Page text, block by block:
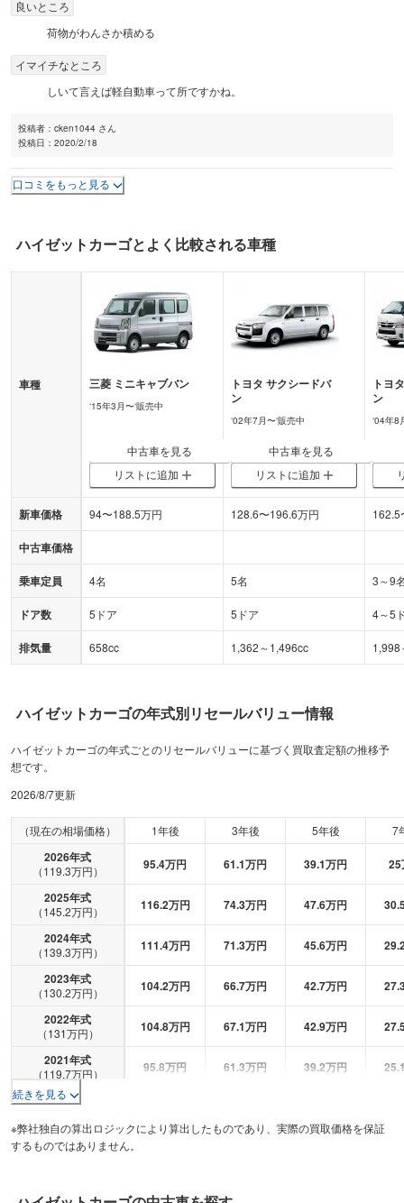
良いところ
荷物がわんさか積める
イマイチなところ
しいて言えば軽自動車って所ですかね。
投稿者： cken1044 さん
投稿日： 2020/2/18
口コミをもっと見る
ハイゼットカーゴとよく比較される車種
車種 三菱 ミニキャブバン
‘15年3月〜‘販売中
トヨタ サクシードバ
ン
‘02年7月〜‘販売中
トヨタ
ン
‘04年8
中古車を見る
リストに追加
中古車を見る
リストに追加
新車価格 94〜188.5万円 128.6〜196.6万円 162.5
中古車価格
乗車定員 4名 5名 3～9
ドア数 5ドア 5ドア 4～5
排気量 658cc 1,362～1,496cc 1,998
ハイゼットカーゴの年式別リセールバリュー情報
ハイゼットカーゴの年式ごとのリセールバリューに基づく買取査定額の推移予
想です。
2026/8/7更新
（現在の相場価格） 1年後 3年後 5年後 7
2026年式
（119.3万円） 95.4万円 61.1万円 39.1万円 25
2025年式
（145.2万円） 116.2万円 74.3万円 47.6万円
2024年式
（139.3万円） 111.4万円 71.3万円 45.6万円
2023年式
（130.2万円） 104.2万円 66.7万円 42.7万円
2022年式
（131万円） 104.8万円 67.1万円 42.9万円
2021年式
（119.7万円） 95.8万円 61.3万円 39.2万円
2020年式
2019年式
（103.4万円）
（ 95.9 万円）
続きを見る
※弊社独自の算出ロジックにより算出したものであり、実際の買取価格を保証
するものではありません。